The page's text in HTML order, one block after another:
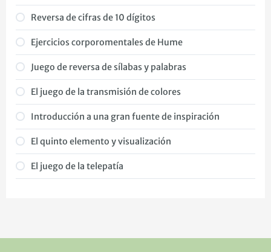
Reversa de cifras de 10 dígitos
Ejercicios corporomentales de Hume
Juego de reversa de sílabas y palabras
El juego de la transmisión de colores
Introducción a una gran fuente de inspiración
El quinto elemento y visualización
El juego de la telepatía